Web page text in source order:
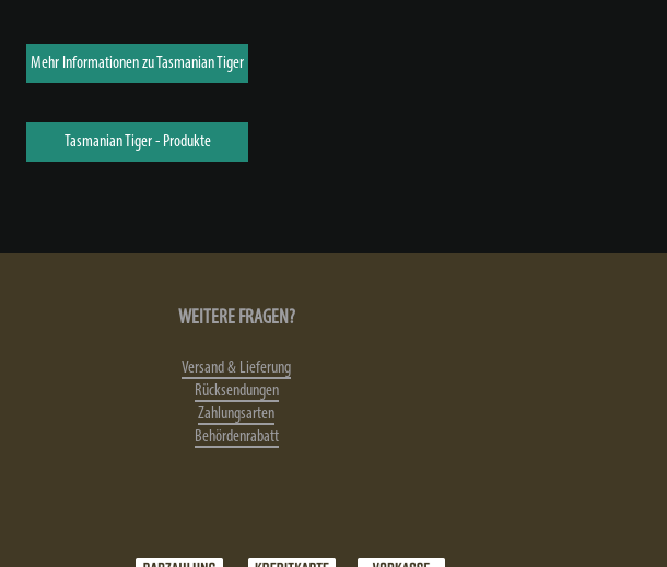
Mehr Informationen zu Tasmanian Tiger
Tasmanian Tiger - Produkte
WEITERE FRAGEN?
Versand & Lieferung
Rücksendungen
Zahlungsarten
Behördenrabatt